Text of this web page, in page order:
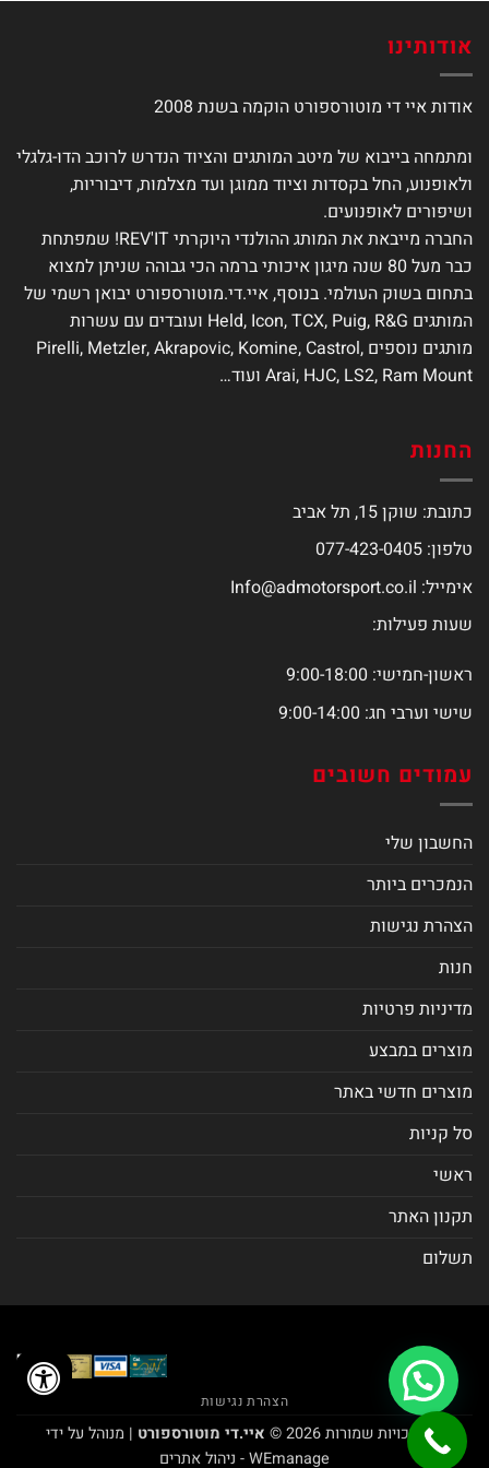
ניתן
האפשרויות
המוצר
אודותינו
אודות איי די מוטורספורט הוקמה בשנת 2008
ומתמחה בייבוא של מיטב המותגים והציוד הנדרש לרוכב הדו-גלגלי
ולאופנוע, החל בקסדות וציוד ממוגן ועד מצלמות, דיבוריות,
ושיפורים לאופנועים.
החברה מייבאת את המותג ההולנדי היוקרתי REV'IT! שמפתחת
כבר מעל 80 שנה מיגון איכותי ברמה הכי גבוהה שניתן למצוא
בתחום בשוק העולמי. בנוסף, איי.די.מוטורספורט יבואן רשמי של
המותגים Held, Icon, TCX, Puig, R&G ועובדים עם עשרות
מותגים נוספים Pirelli, Metzler, Akrapovic, Komine, Castrol,
Arai, HJC, LS2, Ram Mount ועוד…
החנות
כתובת: שוקן 15, תל אביב
טלפון: 077-423-0405
אימייל: Info@admotorsport.co.il
שעות פעילות:
ראשון-חמישי: 9:00-18:00
שישי וערבי חג: 9:00-14:00
עמודים חשובים
החשבון שלי
הנמכרים ביותר
הצהרת נגישות
חנות
מדיניות פרטיות
מוצרים במבצע
מוצרים חדשי באתר
סל קניות
ראשי
תקנון האתר
תשלום
הצהרת נגישות
כל הזכויות שמורות 2026 © איי.די מוטורספורט | מנוהל על ידי
WEmanage - ניהול אתרים